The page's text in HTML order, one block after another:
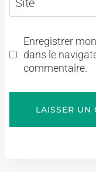
Enregistrer
dans le
commentaire.